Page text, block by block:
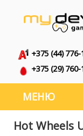
+375 (44)
+375 (29)
МЕНЮ
Hot Wheels